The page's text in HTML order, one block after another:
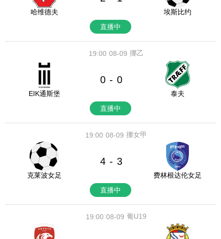
哈维德夫
埃斯比约
直播中
08-09
19:00 挪乙
EIK通斯堡
0 - 0
泰夫
直播中
08-09
19:00 挪女甲
克莱波女足
4 - 3
费林根达伦女足
直播中
08-09
19:00 葡U19